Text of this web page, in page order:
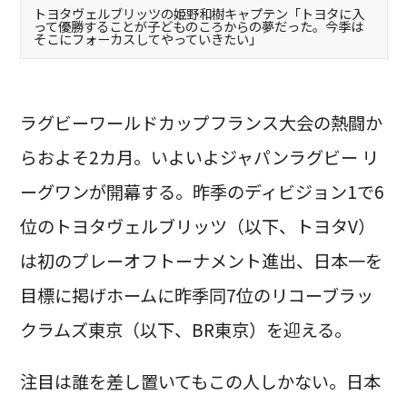
トヨタヴェルブリッツの姫野和樹キャプテン「トヨタに入
って優勝することが子どものころからの夢だった。今季は
そこにフォーカスしてやっていきたい」
ラグビーワールドカップフランス大会の熱闘か
らおよそ2カ月。いよいよジャパンラグビー リ
ーグワンが開幕する。昨季のディビジョン1で6
位のトヨタヴェルブリッツ（以下、トヨタV）
は初のプレーオフトーナメント進出、日本一を
目標に掲げホームに昨季同7位のリコーブラッ
クラムズ東京（以下、BR東京）を迎える。
注目は誰を差し置いてもこの人しかない。日本